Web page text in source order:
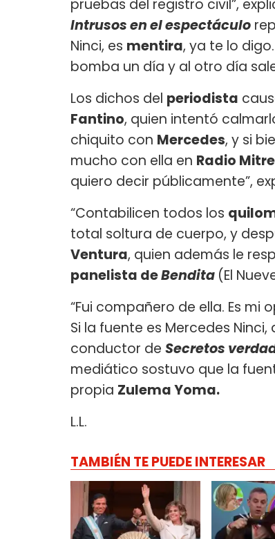
pruebas del registro civil”,
Intrusos en el espectáculo
Ninci, es mentira, ya te lo digo.
bomba un día y al otro día
Los dichos del periodista
Fantino, quien intentó
chiquito con Mercedes, y si
mucho con ella en Radio Mitre
quiero decir públicamente”,
“Contabilicen todos los
total soltura de cuerpo, y
Ventura, quien además le
panelista deBendita (El
“Fui compañero de ella. Es
Si la fuente es Mercedes
conductor de Secretos
mediático sostuvo que la
propia Zulema Yoma.
L.L.
TAMBIÉN TE PUEDE INTERESAR